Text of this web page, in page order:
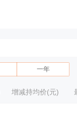
一年
增减持均价(元)